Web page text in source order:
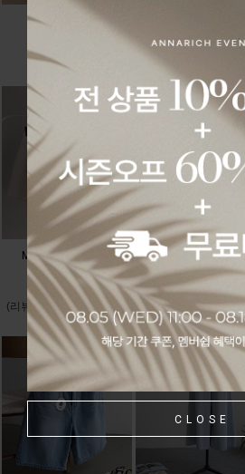
CLOSE
Vivian 세미와이..
34,200원
36,000원
Mildo 핀턱4부605..
33,000원
29,700원
(리뷰:4)
Airy 린넨밴딩510..
32,300원
29,070원
(리뷰:1)